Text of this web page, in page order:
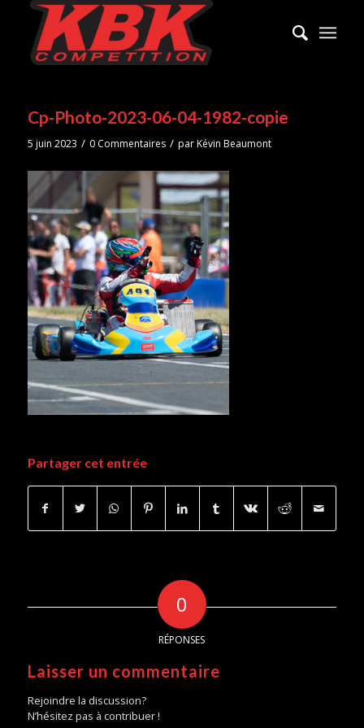
Cp-Photo-2023-06-04-1982-copie
5 juin 2023 / 0 Commentaires / parKévin Beaumont
Partager cet entrée
0
RÉPONSES
Laisser un commentaire
Rejoindre la discussion?
N’hésitez pas à contribuer !